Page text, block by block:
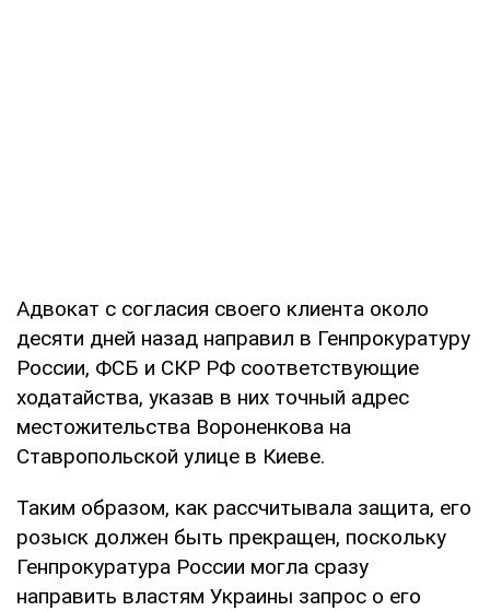
Адвокат с согласия своего клиента около
десяти дней назад направил в Генпрокуратуру
России, ФСБ и СКР РФ соответствующие
ходатайства, указав в них точный адрес
местожительства Вороненкова на
Ставропольской улице в Киеве.
Таким образом, как рассчитывала защита, его
розыск должен быть прекращен, поскольку
Генпрокуратура России могла сразу
направить властям Украины запрос о его